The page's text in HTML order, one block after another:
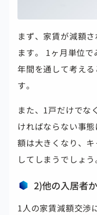
まず、家賃が減額
ます。 1ヶ月単位で
年間を通して考え
す。
また、1戸だけでな
ければならない事
額は大きくなり、
してしまうでしょう
2)他の入居者
1人の家賃減額交渉